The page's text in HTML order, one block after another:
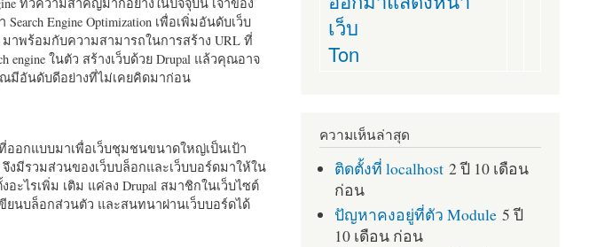
Engine Optimization เพื่อเพิ่มอันดับเว็บ
มาพร้อมกับความสามารถในการสร้าง URL ที่
engine ในตัว สร้างเว็บด้วย Drupal แล้วคุณอาจ
ณมีอันดับดีอย่างที่ไม่เคยคิดมาก่อน
ที่ออกแบบมาเพื่อเว็บชุมชนขนาดใหญ่เป็นเป้า
งมีรวมส่วนของเว็บบล็อกและเว็บบอร์ดมาให้ใน
อะไรเพิ่ม เติม แค่ลง Drupal สมาชิกในเว็บไซต์
ยนบล็อกส่วนตัว และสนทนาผ่านเว็บบอร์ดได้
เว็บ
Ton
ความเห็นล่าสุด
ติดตั้งที่ localhost 2 ปี 10 เดือน
ก่อน
ปัญหาคงอยู่ที่ตัว Module 5 ปี
10 เดือน ก่อน